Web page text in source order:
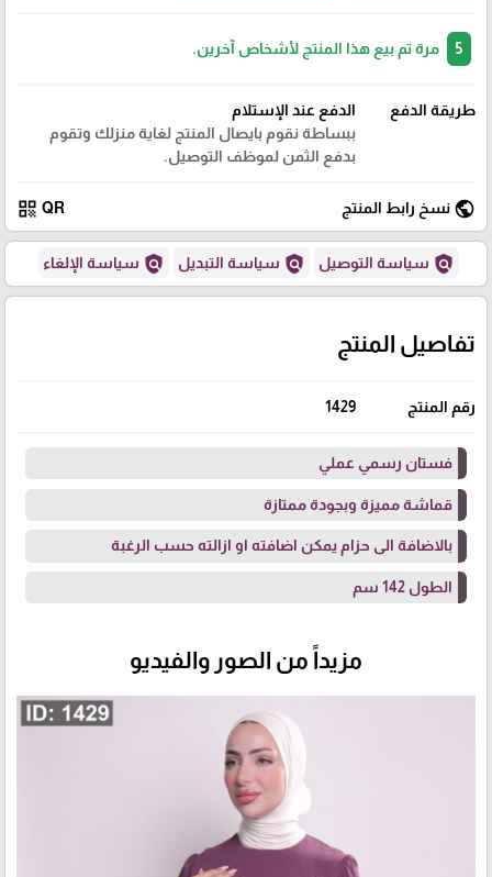
مرة تم بيع هذا المنتج لأشخاص آخرين.
طريقة الدفع
الدفع عند الإستلام
ببساطة نقوم بايصال المنتج لغاية منزلك وتقوم
بدفع الثمن لموظف التوصيل.
public نسخ رابط المنتج QR
qr_code
policy سياسة التوصيل policy سياسة التبديل policy سياسة الإلغاء
تفاصيل المنتج
رقم المنتج 1429
فستان رسمي عملي
قماشة مميزة وبجودة ممتازة
بالاضافة الى حزام يمكن اضافته او ازالته حسب الرغبة
الطول 142 سم
مزيداً من الصور والفيديو